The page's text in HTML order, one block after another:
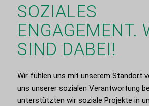
SOZIALES
ENGAGEMENT.
SIND DABEI!
Wir fühlen uns mit unserem Standort
uns unserer sozialen Verantwortung
unterstützten wir soziale Projekte in